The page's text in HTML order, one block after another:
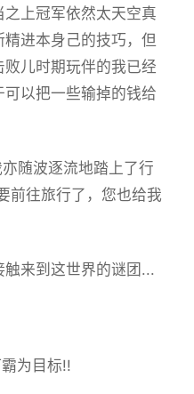
上冠军依然太天空真
进本身己的技巧，但
儿时期玩伴的我已经
以把一些输掉的钱给
随波逐流地踏上了行
前往旅行了，您也给我
来到这世界的谜团...
为目标!!